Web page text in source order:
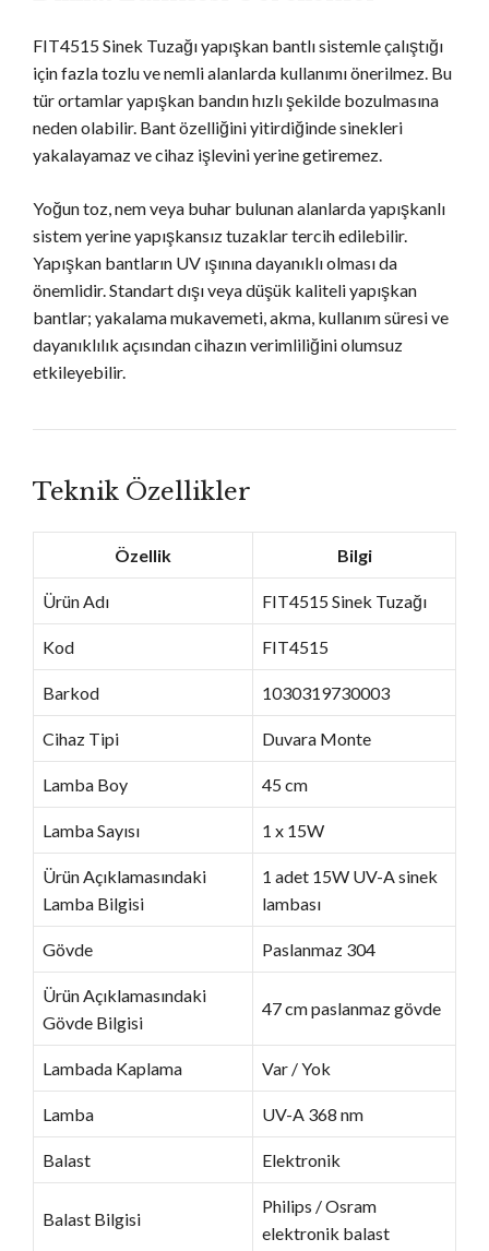
FIT4515 Sinek Tuzağı yapışkan bantlı sistemle çalıştığı
için fazla tozlu ve nemli alanlarda kullanımı önerilmez. Bu
tür ortamlar yapışkan bandın hızlı şekilde bozulmasına
neden olabilir. Bant özelliğini yitirdiğinde sinekleri
yakalayamaz ve cihaz işlevini yerine getiremez.
Yoğun toz, nem veya buhar bulunan alanlarda yapışkanlı
sistem yerine yapışkansız tuzaklar tercih edilebilir.
Yapışkan bantların UV ışınına dayanıklı olması da
önemlidir. Standart dışı veya düşük kaliteli yapışkan
bantlar; yakalama mukavemeti, akma, kullanım süresi ve
dayanıklılık açısından cihazın verimliliğini olumsuz
etkileyebilir.
Teknik Özellikler
Özellik Bilgi
Ürün Adı FIT4515 Sinek Tuzağı
Kod FIT4515
Barkod 1030319730003
Cihaz Tipi Duvara Monte
Lamba Boy 45 cm
Lamba Sayısı 1 x 15W
Ürün Açıklamasındaki
Lamba Bilgisi
1 adet 15W UV-A sinek
lambası
Gövde Paslanmaz 304
Ürün Açıklamasındaki
Gövde Bilgisi
47 cm paslanmaz gövde
Lambada Kaplama Var / Yok
Lamba UV-A 368 nm
Balast Elektronik
Balast Bilgisi
Philips / Osram
elektronik balast